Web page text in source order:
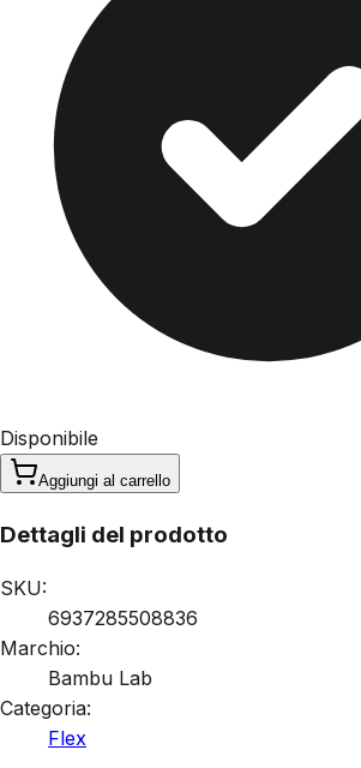
Disponibile
Aggiungi al carrello
Dettagli del prodotto
SKU:
6937285508836
Marchio:
Bambu Lab
Categoria:
Flex